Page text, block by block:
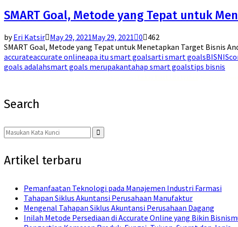
SMART Goal, Metode yang Tepat untuk
byEri Katsir May 29, 2021May 29, 2021 0 462
SMART Goal, Metode yang Tepat untuk Menetapkan Target Bisnis
accurateaccurate onlineapa itu smart goalsarti smart goalsBISNIS
goals adalahsmart goals merupakantahap smart goalstips bisnis
Search
Search
for:
Search
Artikel terbaru
Pemanfaatan Teknologi pada Manajemen Industri Farmasi
Tahapan Siklus Akuntansi Perusahaan Manufaktur
Mengenal Tahapan Siklus Akuntansi Perusahaan Dagang
Inilah Metode Persediaan di Accurate Online yang Bikin